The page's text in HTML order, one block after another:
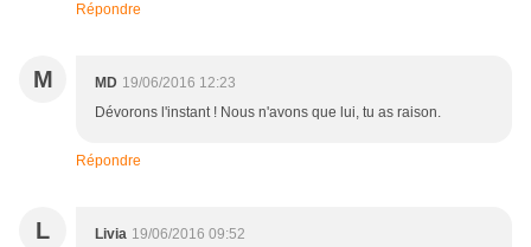
Répondre
M MD 19/06/2016 12:23
Dévorons l'instant ! Nous n'avons que lui, tu as raison.
Répondre
L Livia 19/06/2016 09:52